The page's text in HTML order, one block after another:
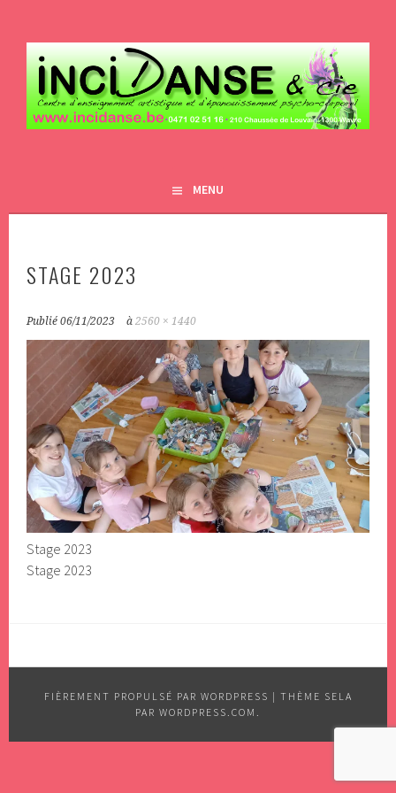
contenu
principal
INCIDANSE&CIE
MENU
STAGE 2023
Publié06/11/2023 à2560 × 1440
Stage 2023
Stage 2023
FIÈREMENT PROPULSÉ PAR WORDPRESS | THÈME SELA
PAR WORDPRESS.COM .